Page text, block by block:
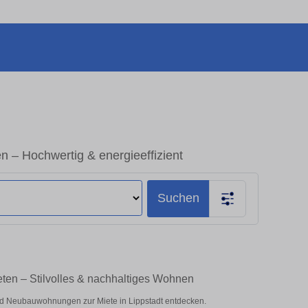
– Hochwertig & energieeffizient
Suchen
– Stilvolles & nachhaltiges Wohnen
zur Miete in Lippstadt entdecken.